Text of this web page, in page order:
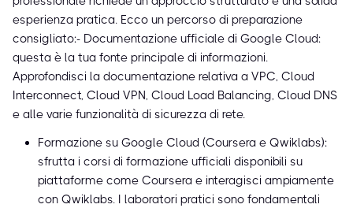
esperienza pratica. Ecco un percorso di preparazione
consigliato:- Documentazione ufficiale di Google Cloud:
questa è la tua fonte principale di informazioni.
Approfondisci la documentazione relativa a VPC, Cloud
Interconnect, Cloud VPN, Cloud Load Balancing, Cloud DNS
e alle varie funzionalità di sicurezza di rete.
Formazione su Google Cloud (Coursera e Qwiklabs):
sfrutta i corsi di formazione ufficiali disponibili su
piattaforme come Coursera e interagisci ampiamente
con Qwiklabs. I laboratori pratici sono fondamentali